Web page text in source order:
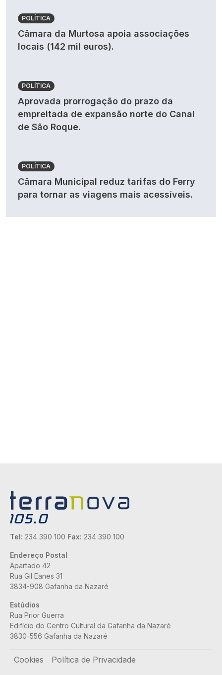
POLÍTICA
Câmara da Murtosa apoia associações
locais (142 mil euros).
POLÍTICA
Aprovada prorrogação do prazo da
empreitada de expansão norte do Canal
de São Roque.
POLÍTICA
Câmara Municipal reduz tarifas do Ferry
para tornar as viagens mais acessíveis.
Tel: 234 390 100 Fax: 234 390 100
Endereço Postal
Apartado 42
Rua Gil Eanes 31
3834-908 Gafanha da Nazaré
Estúdios
Rua Prior Guerra
Edifício do Centro Cultural da Gafanha da Nazaré
3830-556 Gafanha da Nazaré
Rodapé
Cookies
Política de Privacidade